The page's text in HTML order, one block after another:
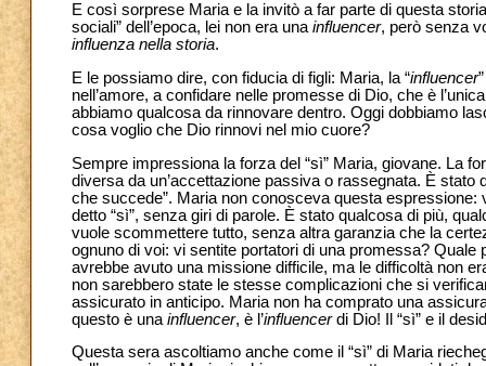
E così sorprese Maria e la invitò a far parte di questa
sociali” dell’epoca, lei non era unainfluencer, però senza
influenza nella storia.
E le possiamo dire, con fiducia di figli: Maria, la “influencer
nell’amore, a confidare nelle promesse di Dio, che è
abbiamo qualcosa da rinnovare dentro. Oggi dobbiamo
cosa voglio che Dio rinnovi nel mio cuore?
Sempre impressiona la forza del “sì” Maria, giovane. La
diversa da un’accettazione passiva o rassegnata. È stato
che succede”. Maria non conosceva questa
detto “sì”, senza giri di parole. È stato qualcosa di più,
vuole scommettere tutto, senza altra garanzia che la
ognuno di voi: vi sentite portatori di una promessa?
avrebbe avuto una missione difficile, ma le difficoltà non
non sarebbero state le stesse complicazioni che si
assicurato in anticipo. Maria non ha comprato una
questo è una influencer, è l’influencerdi Dio! Il “sì” e il
Questa sera ascoltiamo anche come il “sì” di Maria